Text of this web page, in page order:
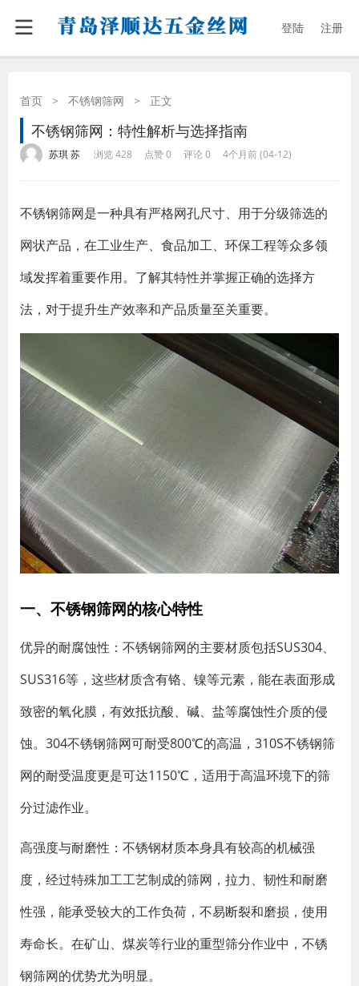
登陆 注册
首页 > 不锈钢筛网 > 正文
不锈钢筛网：特性解析与选择指南
苏琪 苏 浏览 428 点赞 0 评论 0 4个月前 (04-12)
不锈钢筛网是一种具有严格网孔尺寸、用于分级筛选的
网状产品，在工业生产、食品加工、环保工程等众多领
域发挥着重要作用。了解其特性并掌握正确的选择方
法，对于提升生产效率和产品质量至关重要。
一、不锈钢筛网的核心特性
优异的耐腐蚀性 ‌：不锈钢筛网的主要材质包括SUS304、
SUS316等，这些材质含有铬、镍等元素，能在表面形成
致密的氧化膜，有效抵抗酸、碱、盐等腐蚀性介质的侵
蚀。304不锈钢筛网可耐受800℃的高温，310S不锈钢筛
网的耐受温度更是可达1150℃，适用于高温环境下的筛
分过滤作业。
高强度与耐磨性 ‌：不锈钢材质本身具有较高的机械强
度，经过特殊加工工艺制成的筛网，拉力、韧性和耐磨
性强，能承受较大的工作负荷，不易断裂和磨损，使用
寿命长。在矿山、煤炭等行业的重型筛分作业中，不锈
钢筛网的优势尤为明显。